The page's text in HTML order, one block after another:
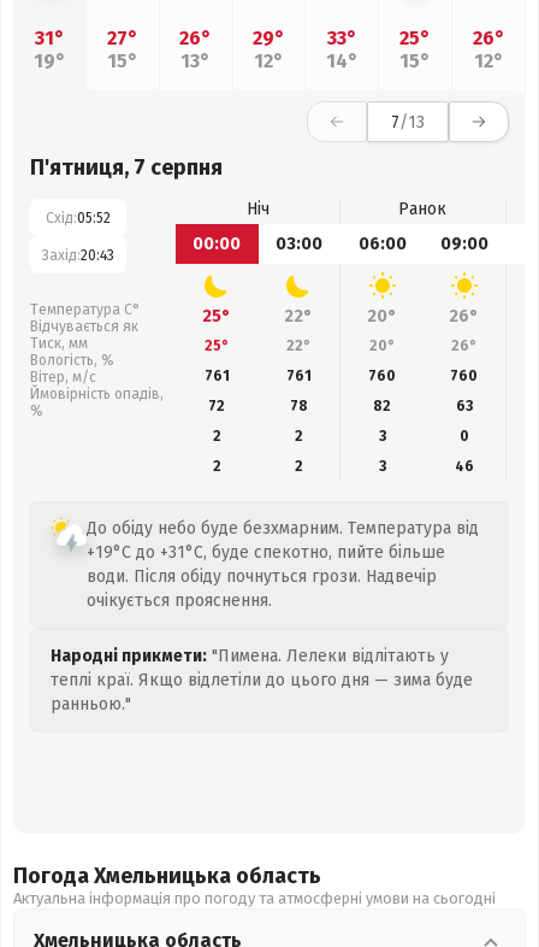
31°
19°
27°
15°
26°
13°
29°
12°
33°
14°
25°
15°
26°
12°
7/13
П'ятниця, 7 серпня
Схід:05:52
Захід:20:43
Температура С°
Відчувається як
Тиск, мм
Вологість, %
Вітер, м/с
Ймовірність опадів,
%
Ніч
Ранок
00:00
03:00 06:00 09:00
25° 22° 20° 26°
25° 22° 20° 26°
761
761 760 760
72
78 82 63
2
2 3
0
2
2 3 46
До обіду небо буде безхмарним. Температура від
+19°C до +31°C, буде спекотно, пийте більше
води. Після обіду почнуться грози. Надвечір
очікується прояснення.
Народні прикмети: "Пимена. Лелеки відлітають у
теплі краї. Якщо відлетіли до цього дня — зима буде
ранньою."
Погода Хмельницька область
Актуальна інформація про погоду та атмосферні умови на сьогодні
Хмельницька область